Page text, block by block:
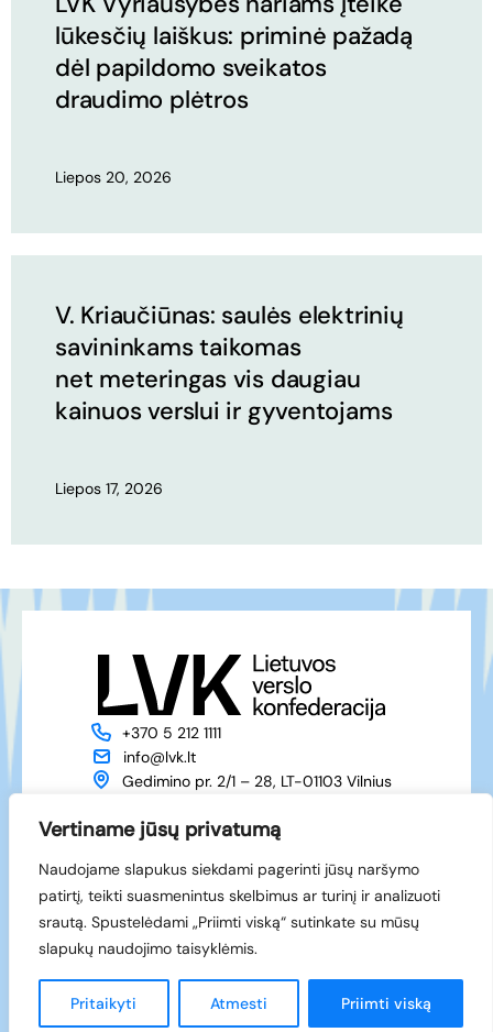
Vertiname jūsų privatumą
Naudojame slapukus siekdami pagerinti jūsų naršymo
patirtį, teikti suasmenintus skelbimus ar turinį ir analizuoti
srautą. Spustelėdami „Priimti viską“ sutinkate su mūsų
slapukų naudojimo taisyklėmis.
Pritaikyti Atmesti Priimti viską
lūkesčių laiškus: priminė pažadą
dėl papildomo sveikatos
draudimo plėtros
Liepos 20, 2026
V. Kriaučiūnas: saulės elektrinių
savininkams taikomas
net meteringas vis daugiau
kainuos verslui ir gyventojams
Liepos 17, 2026
+370 5 212 1111
info@lvk.lt
Gedimino pr. 2/1 – 28, LT-01103 Vilnius
Naujienos
Narystė
Renginiai
Kontaktai
Facebook
LinkedIn
© 1994-2026 LVK
Sukūrė